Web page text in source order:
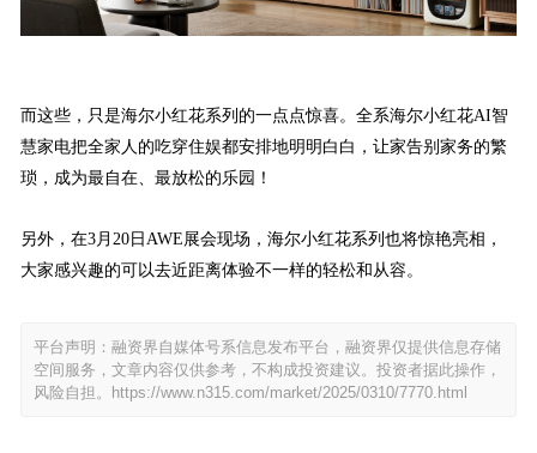
而这些，只是海尔小红花系列的一点点惊喜。全系海尔小红花AI智
慧家电把全家人的吃穿住娱都安排地明明白白，让家告别家务的繁
琐，成为最自在、最放松的乐园！
另外，在3月20日AWE展会现场，海尔小红花系列也将惊艳亮相，
大家感兴趣的可以去近距离体验不一样的轻松和从容。
平台声明：融资界自媒体号系信息发布平台，融资界仅提供信息存储
空间服务，文章内容仅供参考，不构成投资建议。投资者据此操作，
风险自担。 https://www.n315.com/market/2025/0310/7770.html